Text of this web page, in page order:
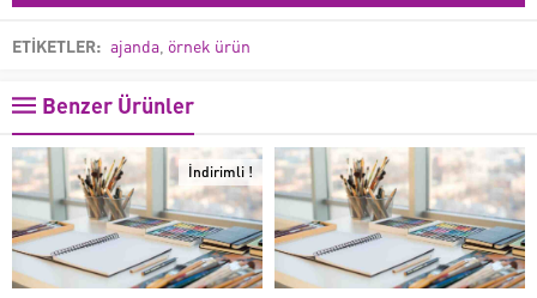
ETİKETLER: ajanda örnek ürün
Benzer Ürünler
İndirimli !